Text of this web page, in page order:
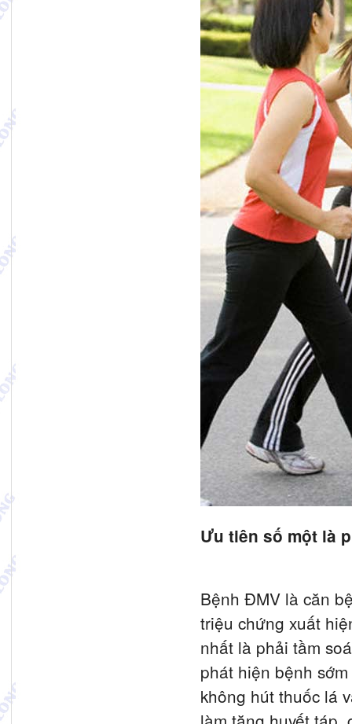
Ưu tiên số một là
Bệnh ĐMV là căn
triệu chứng xuất
nhất là phải tầm
phát hiện bệnh
không hút thuốc lá